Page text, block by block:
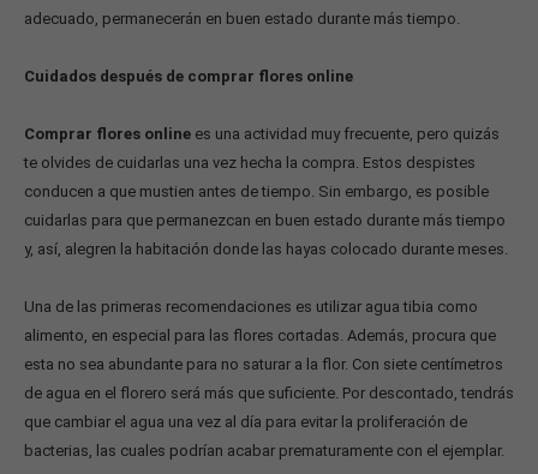
adecuado, permanecerán en buen estado durante más tiempo.
Cuidados después de comprar flores online
Comprar flores online es una actividad muy frecuente, pero quizás
te olvides de cuidarlas una vez hecha la compra. Estos despistes
conducen a que mustien antes de tiempo. Sin embargo, es posible
cuidarlas para que permanezcan en buen estado durante más tiempo
y, así, alegren la habitación donde las hayas colocado durante meses.
Una de las primeras recomendaciones es utilizar agua tibia como
alimento, en especial para las flores cortadas. Además, procura que
esta no sea abundante para no saturar a la flor. Con siete centímetros
de agua en el florero será más que suficiente. Por descontado, tendrás
que cambiar el agua una vez al día para evitar la proliferación de
bacterias, las cuales podrían acabar prematuramente con el ejemplar.